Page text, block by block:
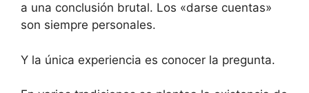
a una conclusión brutal. Los «darse cuentas»
son siempre personales.
Y la única experiencia es conocer la pregunta.